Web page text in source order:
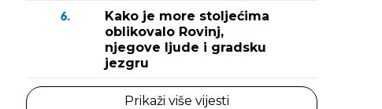
6.
Kako je more stoljećima
oblikovalo Rovinj,
njegove ljude i gradsku
jezgru
Prikaži više vijesti